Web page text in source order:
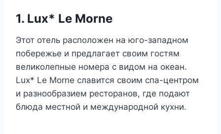
1. Lux* Le Morne
Этот отель расположен на юго-западном
побережье и предлагает своим гостям
великолепные номера с видом на океан.
Lux* Le Morne славится своим спа-центром
и разнообразием ресторанов, где подают
блюда местной и международной кухни.